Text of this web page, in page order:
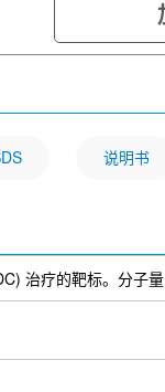
说明书
治疗的靶标。分子量